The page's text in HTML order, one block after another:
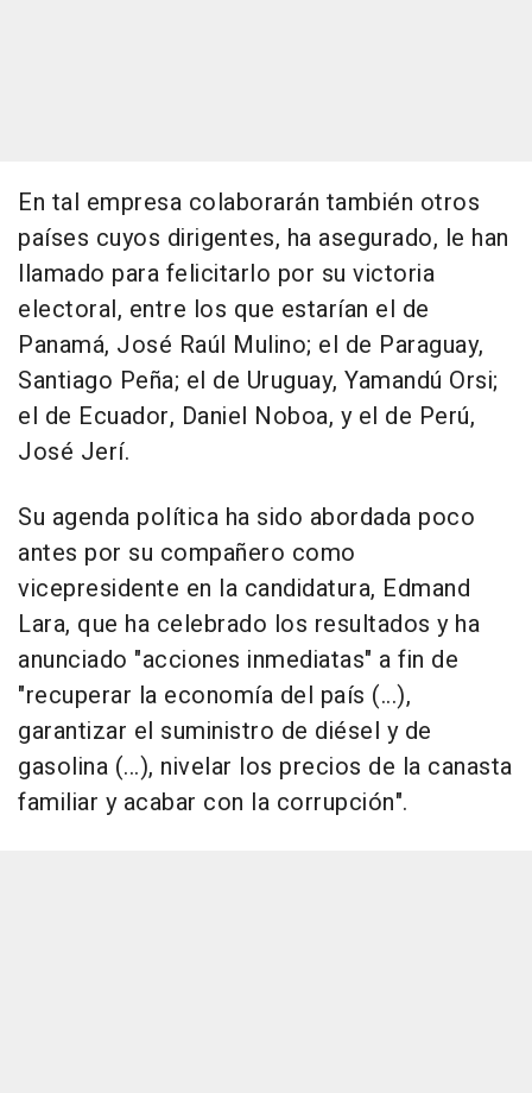
En tal empresa colaborarán también otros
países cuyos dirigentes, ha asegurado, le han
llamado para felicitarlo por su victoria
electoral, entre los que estarían el de
Panamá, José Raúl Mulino; el de Paraguay,
Santiago Peña; el de Uruguay, Yamandú Orsi;
el de Ecuador, Daniel Noboa, y el de Perú,
José Jerí.
Su agenda política ha sido abordada poco
antes por su compañero como
vicepresidente en la candidatura, Edmand
Lara, que ha celebrado los resultados y ha
anunciado "acciones inmediatas" a fin de
"recuperar la economía del país (...),
garantizar el suministro de diésel y de
gasolina (...), nivelar los precios de la canasta
familiar y acabar con la corrupción".